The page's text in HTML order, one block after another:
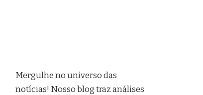
Mergulhe no universo das
notícias! Nosso blog traz análises